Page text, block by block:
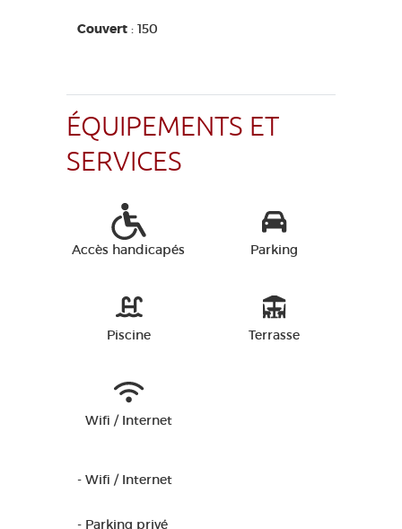
Couvert : 150
ÉQUIPEMENTS ET
SERVICES
Accès handicapés Parking
Piscine Terrasse
Wifi / Internet
- Wifi / Internet
- Parking privé